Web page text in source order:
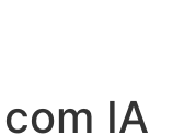
IA